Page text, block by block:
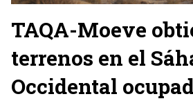
TAQA-Moeve
terrenos en el
Occidental